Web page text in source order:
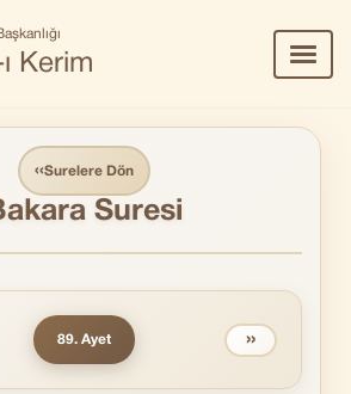
Kerim
Aç/
‹‹Surelere Dön
Suresi
89. Ayet ››